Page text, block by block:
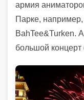
армия
Парке,
BahTee&Turken.
большой концерт